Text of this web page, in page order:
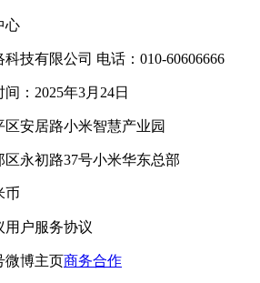
心
技有限公司 电话：010-60606666
：2025年3月24日
安居路小米智慧产业园
永初路37号小米华东总部
币
用户服务协议
微博主页商务合作